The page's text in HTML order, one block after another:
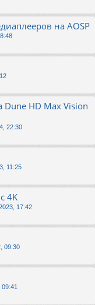
на AOSP
Dune HD Max Vision
22:30
11:25
4K
17:42
09:30